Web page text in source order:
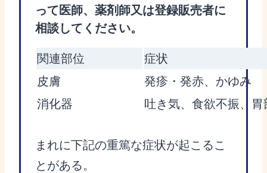
って医師、薬剤師又は登録販売者に
相談してください。
関連部位
症状
皮膚
発疹・発赤、かゆみ
消化器
吐き気、食欲不振、
まれに下記の重篤な症状が起こるこ
とがある。